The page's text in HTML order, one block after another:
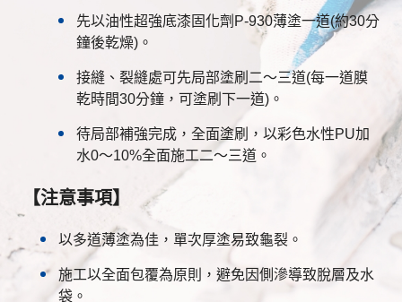
先以油性超強底漆固化劑P-930薄塗一道(約30分
鐘後乾燥)。
接縫、裂縫處可先局部塗刷二～三道(每一道膜
乾時間30分鐘，可塗刷下一道)。
待局部補強完成，全面塗刷，以彩色水性PU加
水0～10%全面施工二～三道。
【注意事項】
以多道薄塗為佳，單次厚塗易致龜裂。
施工以全面包覆為原則，避免因側滲導致脫層及水
袋。